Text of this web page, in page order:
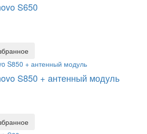
S650
S850 + антенный модуль